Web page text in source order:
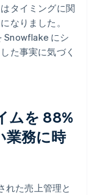
タイミングに関
なりました。
Snowflake にシ
た事実に気づく
ムを 88%
業務に時
れた売上管理と